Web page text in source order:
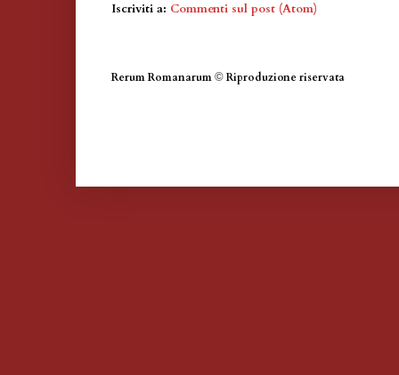
Iscriviti a: Commenti sul post (Atom)
Rerum Romanarum © Riproduzione riservata